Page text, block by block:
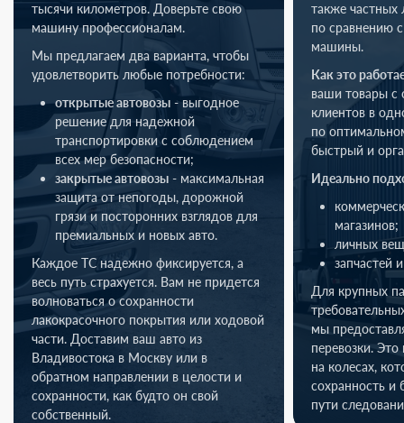
тысячи километров. Доверьте свою
машину профессионалам.
Мы предлагаем два варианта, чтобы
удовлетворить любые потребности:
открытые автовозы - выгодное
решение для надежной
транспортировки с соблюдением
всех мер безопасности;
закрытые автовозы - максимальная
защита от непогоды, дорожной
грязи и посторонних взглядов для
премиальных и новых авто.
Каждое ТС надежно фиксируется, а
весь путь страхуется. Вам не придется
волноваться о сохранности
лакокрасочного покрытия или ходовой
части. Доставим ваш авто из
Владивостока в Москву или в
обратном направлении в целости и
сохранности, как будто он свой
собственный.
также
по сравнению
машины.
Как это
ваши товары с
клиентов в
по
быстрый и
Идеально
магазинов;
личных
запчастей
Для крупных
мы
перевозки.
на колесах,
сохранность и
пути